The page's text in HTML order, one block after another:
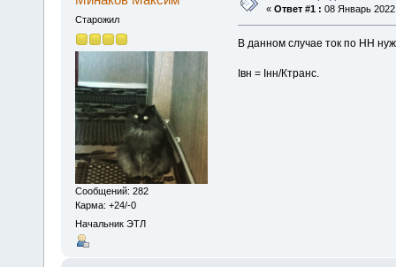
Старожил
Сообщений: 282
Карма: +24/-0
Начальник ЭТЛ
« Ответ #1 : 08 Январь
В данном случае ток по НН
Iвн = Iнн/Ктранс.